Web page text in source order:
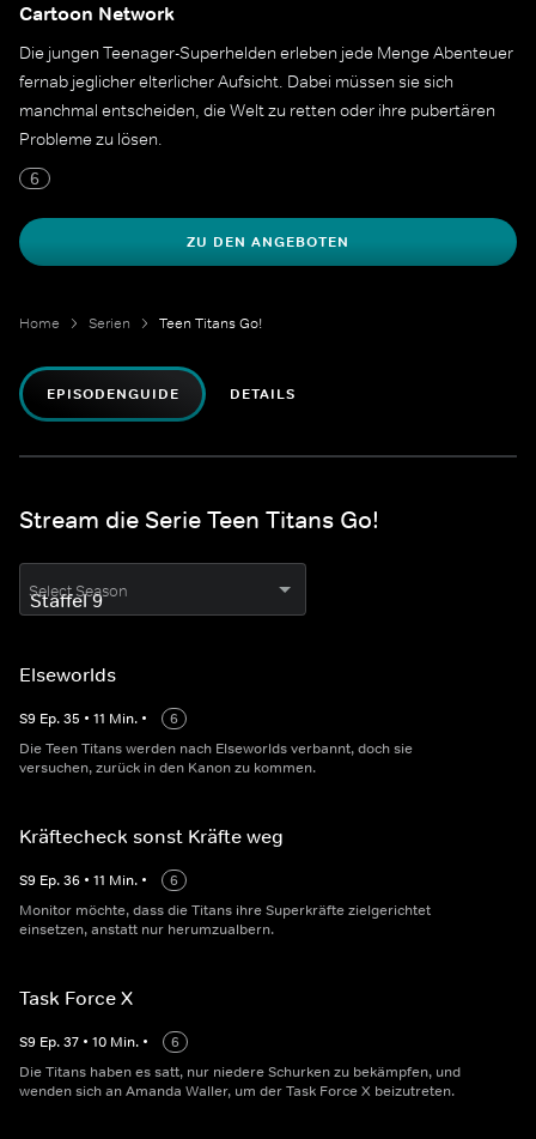
Cartoon Network
Die jungen Teenager-Superhelden erleben jede Menge Abenteuer
fernab jeglicher elterlicher Aufsicht. Dabei müssen sie sich
manchmal entscheiden, die Welt zu retten oder ihre pubertären
Probleme zu lösen.
6
ZU DEN ANGEBOTEN
Home Serien Teen Titans Go!
EPISODENGUIDE DETAILS
Stream die Serie Teen Titans Go!
Select Season
Elseworlds
S9 Ep.35 • 11 Min. •
6
Die Teen Titans werden nach Elseworlds verbannt, doch sie
versuchen, zurück in den Kanon zu kommen.
Kräftecheck sonst Kräfte weg
S9 Ep.36 • 11 Min. •
6
Monitor möchte, dass die Titans ihre Superkräfte zielgerichtet
einsetzen, anstatt nur herumzualbern.
Task Force X
S9 Ep.37 • 10 Min. •
6
Die Titans haben es satt, nur niedere Schurken zu bekämpfen, und
wenden sich an Amanda Waller, um der Task Force X beizutreten.